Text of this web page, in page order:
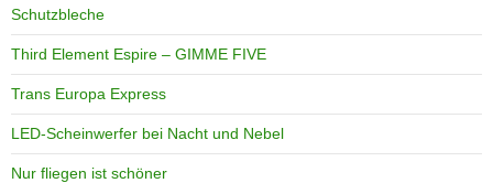
Schutzbleche
Third Element Espire – GIMME FIVE
Trans Europa Express
LED-Scheinwerfer bei Nacht und Nebel
Nur fliegen ist schöner